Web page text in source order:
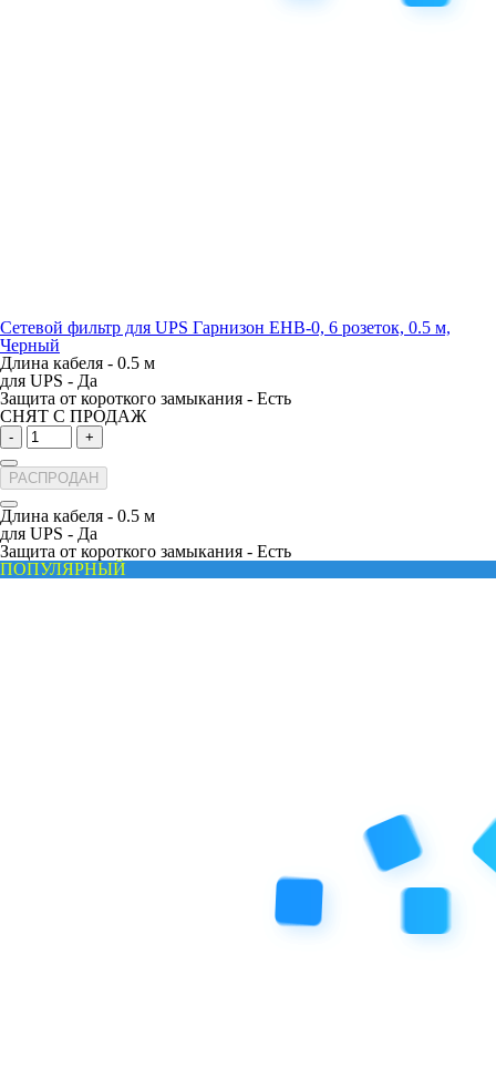
Сетевой фильтр для UPS Гарнизон EHB-0, 6 розеток, 0.5 м,
Черный
Длина кабеля - 0.5 м
для UPS - Да
Защита от короткого замыкания - Есть
СНЯТ С ПРОДАЖ
- +
РАСПРОДАН
Длина кабеля - 0.5 м
для UPS - Да
Защита от короткого замыкания - Есть
ПОПУЛЯРНЫЙ